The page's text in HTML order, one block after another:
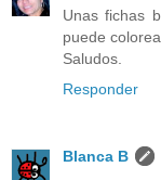
Unas fichas
puede
Saludos.
Responder
Blanca B